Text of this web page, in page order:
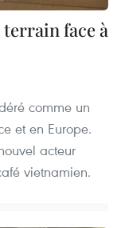
terrain face à
comme un
et en Europe.
acteur
vietnamien.